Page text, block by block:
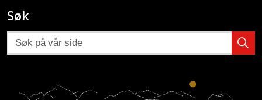
Søk